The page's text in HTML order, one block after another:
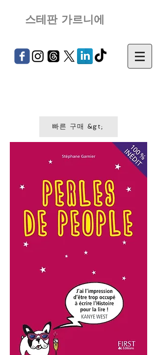
스테판 가르니에
빠른 구매 &gt;